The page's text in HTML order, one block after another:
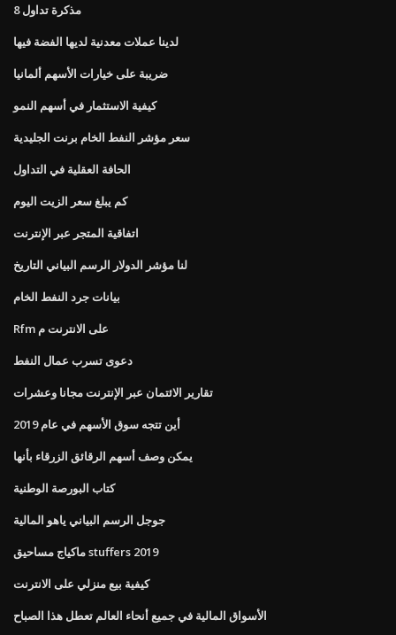
مذكرة تداول 8
لدينا عملات معدنية لديها الفضة فيها
ضريبة على خيارات الأسهم ألمانيا
كيفية الاستثمار في أسهم النمو
سعر مؤشر النفط الخام برنت الجليدية
الحافة العقلية في التداول
كم يبلغ سعر الزيت اليوم
اتفاقية المتجر عبر الإنترنت
لنا مؤشر الدولار الرسم البياني التاريخ
بيانات جرد النفط الخام
Rfm على الانترنت م
دعوى تسرب عمال النفط
تقارير الائتمان عبر الإنترنت مجانا وعشرات
أين تتجه سوق الأسهم في عام 2019
يمكن وصف أسهم الرقائق الزرقاء بأنها
كتاب البورصة الوطنية
جوجل الرسم البياني ياهو المالية
ماكياج مساحيق stuffers 2019
كيفية بيع منزلي على الانترنت
الأسواق المالية في جميع أنحاء العالم تعطل هذا الصباح